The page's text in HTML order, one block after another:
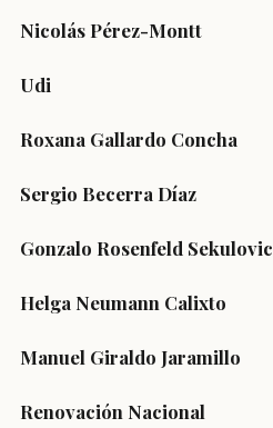
Nicolás Pérez-Montt
Udi
Roxana Gallardo Concha
Sergio Becerra Díaz
Gonzalo Rosenfeld Sekulovic
Helga Neumann Calixto
Manuel Giraldo Jaramillo
Renovación Nacional